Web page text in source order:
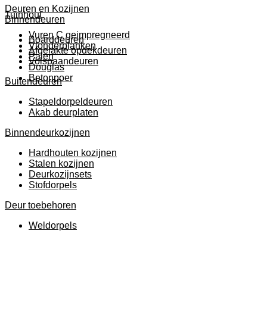
Tuinhout
Vuren C geimpregneerd
Vlonderplanken
Palen
Douglas
Betonpoer
Deuren en Kozijnen
Binnendeuren
Boarddeuren
Afgelakte opdekdeuren
Volspaandeuren
Buitendeuren
Stapeldorpeldeuren
Akab deurplaten
Binnendeurkozijnen
Hardhouten kozijnen
Stalen kozijnen
Deurkozijnsets
Stofdorpels
Deur toebehoren
Weldorpels